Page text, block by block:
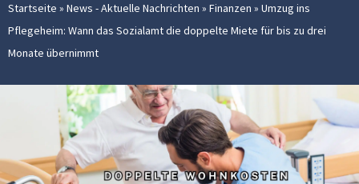
Startseite » News - Aktuelle Nachrichten » Finanzen » Umzug ins
Pflegeheim: Wann das Sozialamt die doppelte Miete für bis zu drei
Monate übernimmt